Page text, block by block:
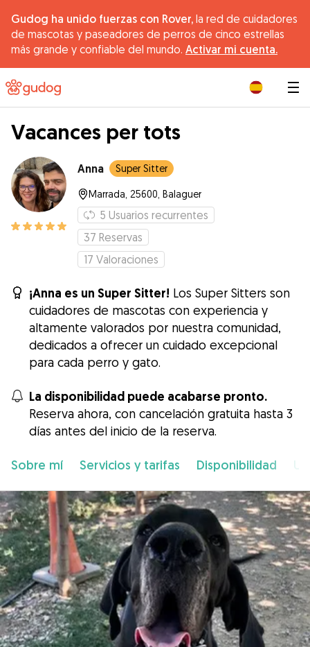
Gudog ha unido fuerzas con Rover, la red de cuidadores
de mascotas y paseadores de perros de cinco estrellas
más grande y confiable del mundo. Activar mi cuenta.
Vacances per tots
Anna Super Sitter
Marrada, 25600, Balaguer
5 Usuarios recurrentes
37 Reservas
17 Valoraciones
¡Anna es un Super Sitter! Los Super Sitters son
cuidadores de mascotas con experiencia y
altamente valorados por nuestra comunidad,
dedicados a ofrecer un cuidado excepcional
para cada perro y gato.
La disponibilidad puede acabarse pronto.
Reserva ahora, con cancelación gratuita hasta 3
días antes del inicio de la reserva.
Sobre mí Servicios y tarifas Disponibilidad